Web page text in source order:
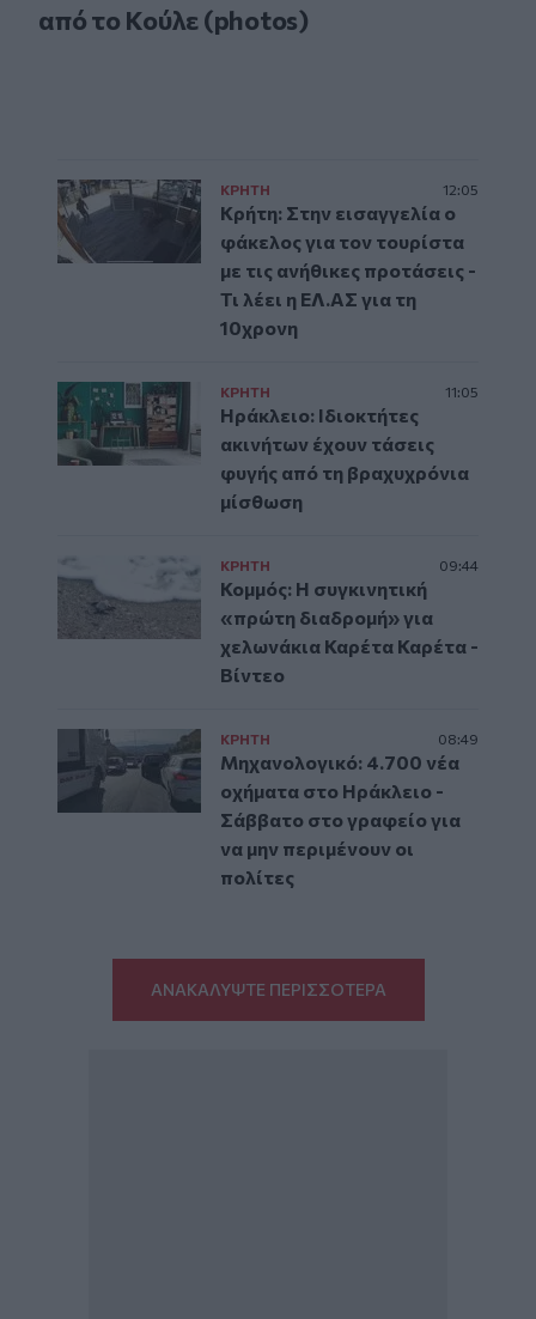
από το Κούλε (photos)
ΚΡΗΤΗ 12:05
Κρήτη: Στην εισαγγελία ο
φάκελος για τον τουρίστα
με τις ανήθικες προτάσεις -
Τι λέει η ΕΛ.ΑΣ για τη
10χρονη
ΚΡΗΤΗ 11:05
Ηράκλειο: Ιδιοκτήτες
ακινήτων έχουν τάσεις
φυγής από τη βραχυχρόνια
μίσθωση
ΚΡΗΤΗ 09:44
Κομμός: Η συγκινητική
«πρώτη διαδρομή» για
χελωνάκια Καρέτα Καρέτα -
Βίντεο
ΚΡΗΤΗ 08:49
Μηχανολογικό: 4.700 νέα
οχήματα στο Ηράκλειο -
Σάββατο στο γραφείο για
να μην περιμένουν οι
πολίτες
ΑΝΑΚΑΛΥΨΤΕ ΠΕΡΙΣΣΟΤΕΡΑ